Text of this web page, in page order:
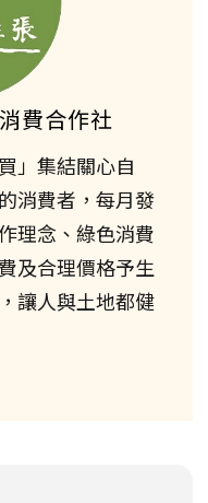
費合作社
」集結關心自
消費者，每月發
理念、綠色消費
及合理價格予生
讓人與土地都健